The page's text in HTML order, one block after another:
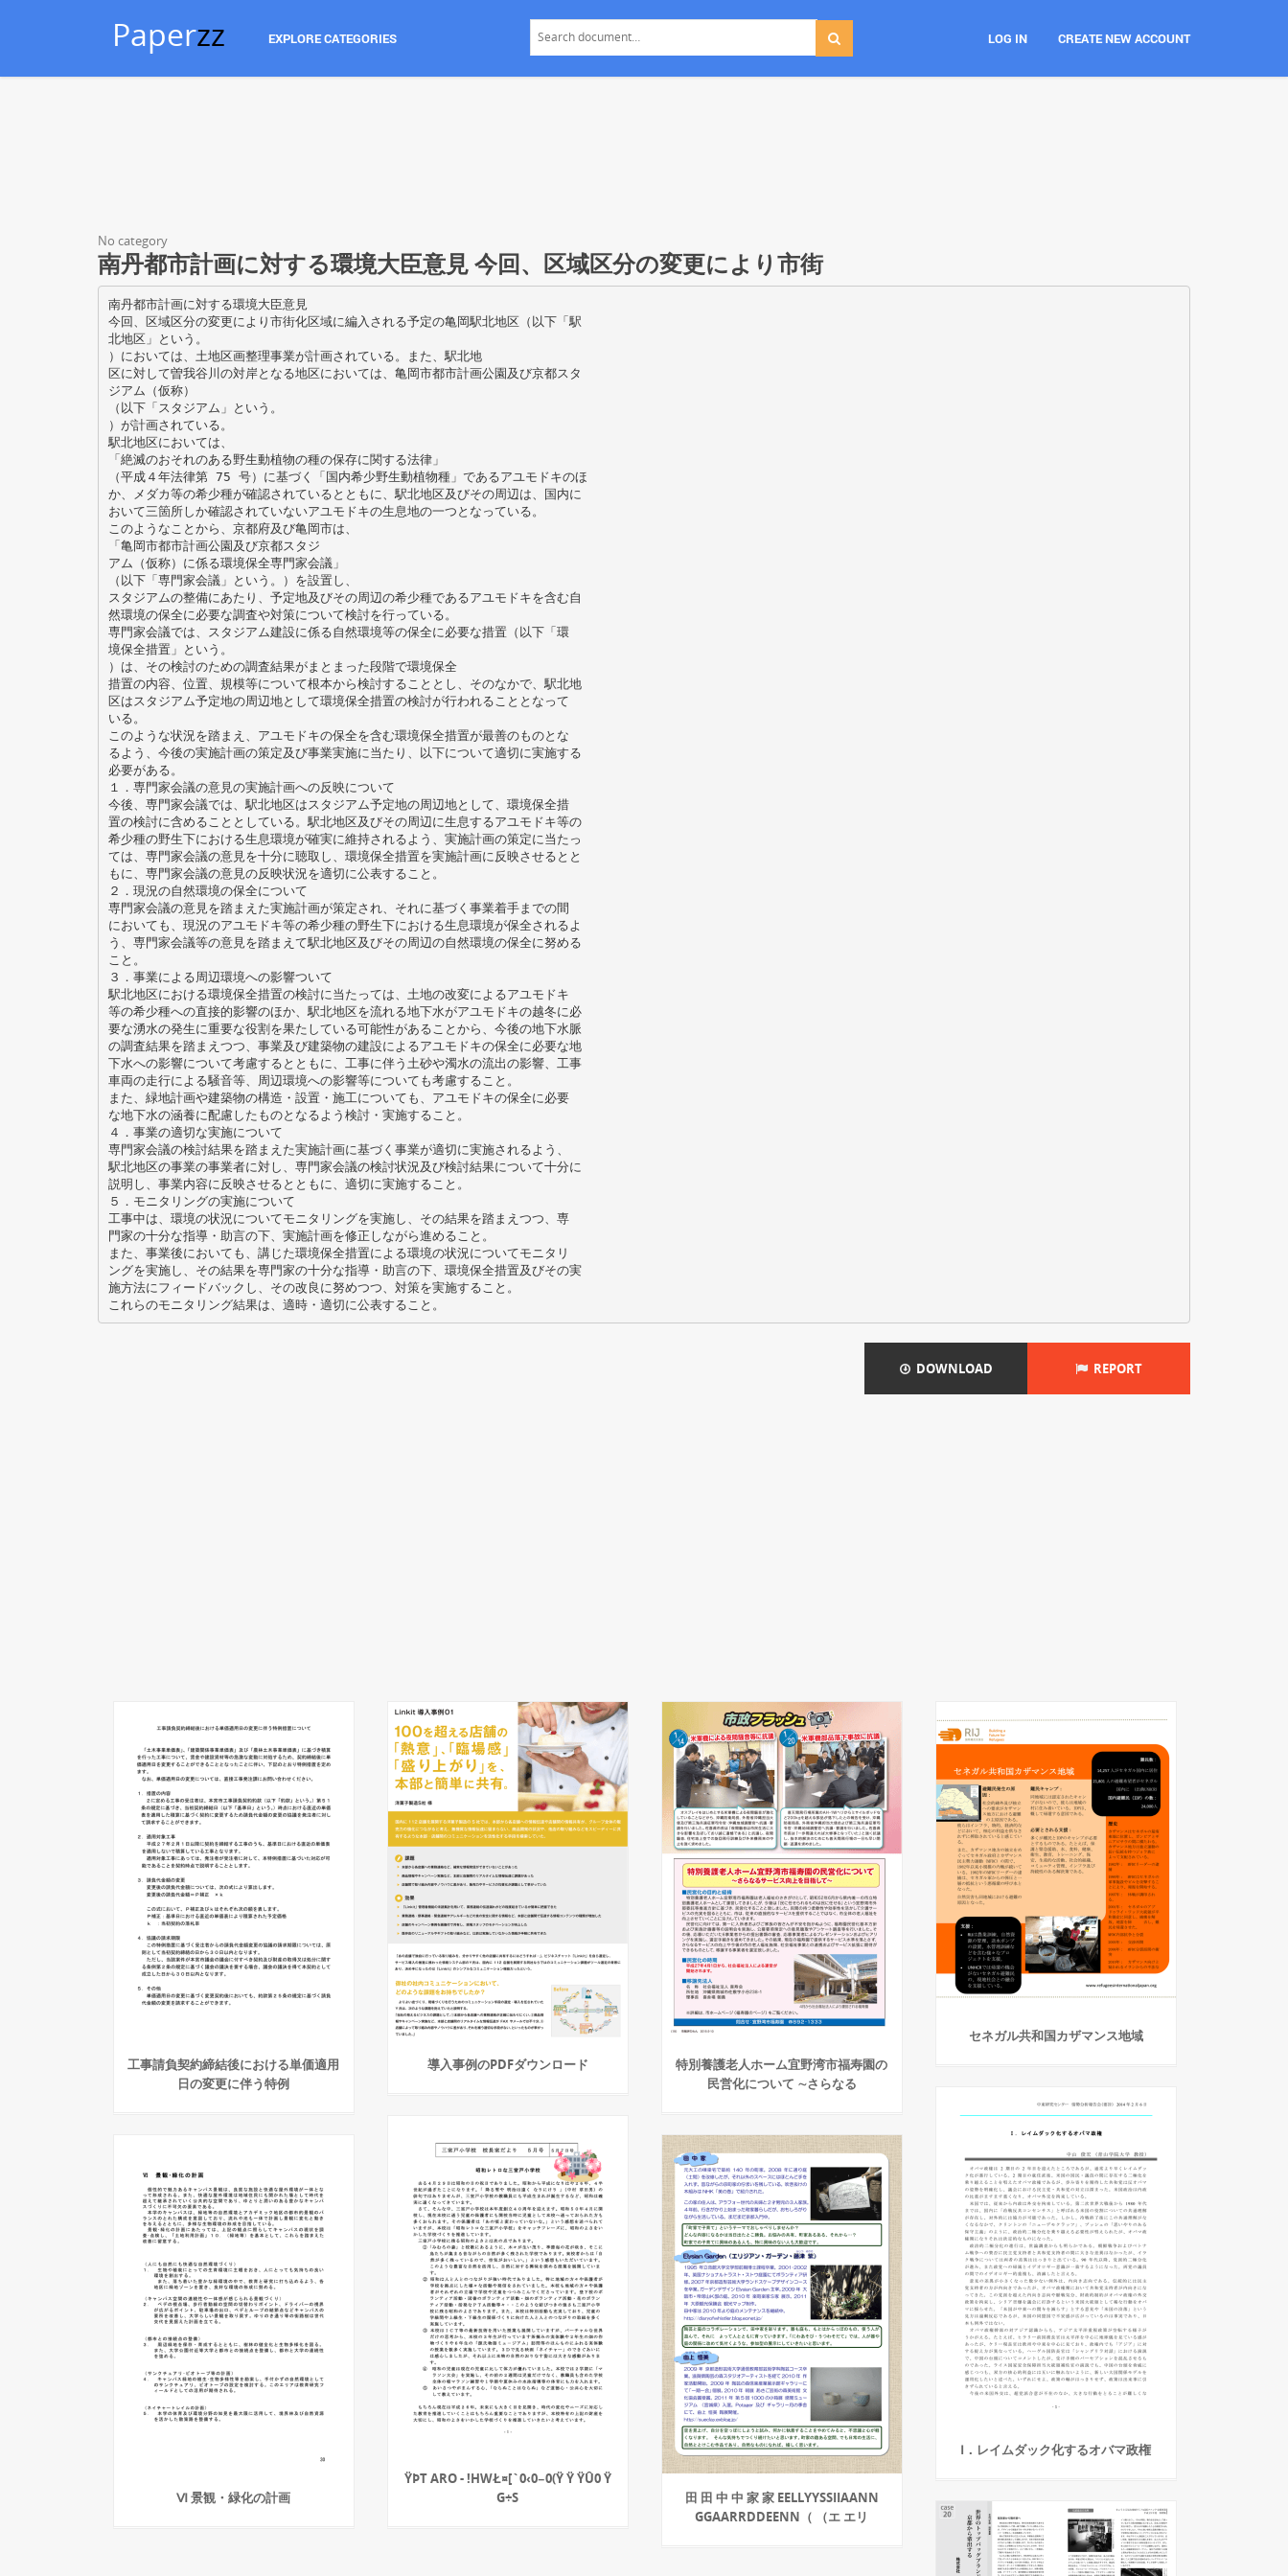
Paperzz EXPLORE CATEGORIES LOG IN CREATE NEW ACCOUNT
No category
南丹都市計画に対する環境大臣意見 今回、区域区分の変更により市街
南丹都市計画に対する環境大臣意見
今回、区域区分の変更により市街化区域に編入される予定の亀岡駅北地区（以下「駅
北地区」という。
）においては、土地区画整理事業が計画されている。また、駅北地
区に対して曽我谷川の対岸となる地区においては、亀岡市都市計画公園及び京都スタ
ジアム（仮称）
（以下「スタジアム」という。
）が計画されている。
駅北地区においては、
「絶滅のおそれのある野生動植物の種の保存に関する法律」
（平成４年法律第 75 号）に基づく「国内希少野生動植物種」であるアユモドキのほ
か、メダカ等の希少種が確認されているとともに、駅北地区及びその周辺は、国内に
おいて三箇所しか確認されていないアユモドキの生息地の一つとなっている。
このようなことから、京都府及び亀岡市は、
「亀岡市都市計画公園及び京都スタジ
アム（仮称）に係る環境保全専門家会議」
（以下「専門家会議」という。）を設置し、
スタジアムの整備にあたり、予定地及びその周辺の希少種であるアユモドキを含む自
然環境の保全に必要な調査や対策について検討を行っている。
専門家会議では、スタジアム建設に係る自然環境等の保全に必要な措置（以下「環
境保全措置」という。
）は、その検討のための調査結果がまとまった段階で環境保全
措置の内容、位置、規模等について根本から検討することとし、そのなかで、駅北地
区はスタジアム予定地の周辺地として環境保全措置の検討が行われることとなって
いる。
このような状況を踏まえ、アユモドキの保全を含む環境保全措置が最善のものとな
るよう、今後の実施計画の策定及び事業実施に当たり、以下について適切に実施する
必要がある。
１．専門家会議の意見の実施計画への反映について
今後、専門家会議では、駅北地区はスタジアム予定地の周辺地として、環境保全措
置の検討に含めることとしている。駅北地区及びその周辺に生息するアユモドキ等の
希少種の野生下における生息環境が確実に維持されるよう、実施計画の策定に当たっ
ては、専門家会議の意見を十分に聴取し、環境保全措置を実施計画に反映させるとと
もに、専門家会議の意見の反映状況を適切に公表すること。
２．現況の自然環境の保全について
専門家会議の意見を踏まえた実施計画が策定され、それに基づく事業着手までの間
においても、現況のアユモドキ等の希少種の野生下における生息環境が保全されるよ
う、専門家会議等の意見を踏まえて駅北地区及びその周辺の自然環境の保全に努める
こと。
３．事業による周辺環境への影響ついて
駅北地区における環境保全措置の検討に当たっては、土地の改変によるアユモドキ
等の希少種への直接的影響のほか、駅北地区を流れる地下水がアユモドキの越冬に必
要な湧水の発生に重要な役割を果たしている可能性があることから、今後の地下水脈
の調査結果を踏まえつつ、事業及び建築物の建設によるアユモドキの保全に必要な地
下水への影響について考慮するとともに、工事に伴う土砂や濁水の流出の影響、工事
車両の走行による騒音等、周辺環境への影響等についても考慮すること。
また、緑地計画や建築物の構造・設置・施工についても、アユモドキの保全に必要
な地下水の涵養に配慮したものとなるよう検討・実施すること。
４．事業の適切な実施について
専門家会議の検討結果を踏まえた実施計画に基づく事業が適切に実施されるよう、
駅北地区の事業の事業者に対し、専門家会議の検討状況及び検討結果について十分に
説明し、事業内容に反映させるとともに、適切に実施すること。
５．モニタリングの実施について
工事中は、環境の状況についてモニタリングを実施し、その結果を踏まえつつ、専
門家の十分な指導・助言の下、実施計画を修正しながら進めること。
また、事業後においても、講じた環境保全措置による環境の状況についてモニタリ
ングを実施し、その結果を専門家の十分な指導・助言の下、環境保全措置及びその実
施方法にフィードバックし、その改良に努めつつ、対策を実施すること。
DOWNLOAD REPORT
工事請負契約締結後における単価適用
日の変更に伴う特例
導入事例のPDFダウンロード
特別養護老人ホーム宜野湾市福寿園の
民営化について ∼さらなる
セネガル共和国カザマンス地域
Ⅰ．レイムダック化するオバマ政権
ŸÞT ARO - !HWŁ¤[`0‹0−0(Ÿ Ÿ ŸÛ0 Ÿ
G÷S
Ⅵ 景観・緑化の計画
田 田 中 中 家 家 EELLYYSSIIAANN
GGAARRDDEENN（ （エ エリ